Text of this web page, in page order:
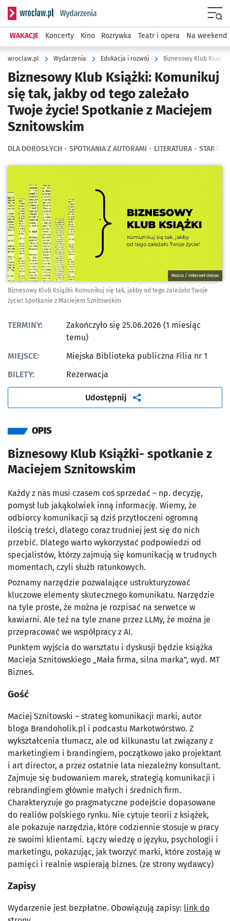
Serwis informacyjny wroclaw.pl podserwis: Wydarzenia
WAKACJE Koncerty Kino Rozrywka Teatr i opera Na weekend
wroclaw.pl Wydarzenia Edukacja i rozwój
Biznesowy Klub Książki: Komunikuj
się tak, jakby od tego zależało
Twoje życie! Spotkanie z Maciejem
Sznitowskim
DLA DOROSŁYCH SPOTKANIA Z AUTORAMI LITERATURA
Moico / Internet Union
Biznesowy Klub Książki: Komunikuj się tak, jakby od tego zależało Twoje
życie! Spotkanie z Maciejem Sznitowskim
TERMINY:
Zakończyło się 25.06.2026 (1 miesiąc
temu)
MIEJSCE:
Miejska Biblioteka publiczna Filia nr 1
BILETY:
Rezerwacja
Udostępnij artykuł
OPIS
Biznesowy Klub Książki- spotkanie z
Maciejem Sznitowskim
Każdy z nas musi czasem coś sprzedać – np. decyzję,
pomysł lub jakąkolwiek inną informację. Wiemy, że
odbiorcy komunikacji są dziś przytłoczeni ogromną
ilością treści, dlatego coraz trudniej jest się do nich
przebić. Dlatego warto wykorzystać podpowiedzi od
specjalistów, którzy zajmują się komunikacją w trudnych
momentach, czyli służb ratunkowych.
Poznamy narzędzie pozwalające ustrukturyzować
kluczowe elementy skutecznego komunikatu. Narzędzie
na tyle proste, że można je rozpisać na serwetce w
kawiarni. Ale też na tyle znane przez LLMy, że można je
przepracować we współpracy z AI.
Punktem wyjścia do warsztatu i dyskusji będzie książka
Macieja Sznitowskiego „Mała firma, silna marka”, wyd. MT
Biznes.
Gość
Maciej Sznitowski – strateg komunikacji marki, autor
bloga Brandoholik.pl i podcastu Markotwórstwo. Z
wykształcenia tłumacz, ale od kilkunastu lat związany z
marketingiem i brandingiem, początkowo jako projektant
i art director, a przez ostatnie lata niezależny konsultant.
Zajmuje się budowaniem marek, strategią komunikacji i
rebrandingiem głównie małych i średnich firm.
Charakteryzuje go pragmatyczne podejście dopasowane
do realiów polskiego rynku. Nie cytuje teorii z książek,
ale pokazuje narzędzia, które codziennie stosuje w pracy
ze swoimi klientami. Łączy wiedzę o języku, psychologii i
marketingu, pokazując, jak tworzyć marki, które zostają w
pamięci i realnie wspierają biznes. (ze strony wydawcy)
Zapisy
Wydarzenie jest bezpłatne. Obowiązują zapisy: link do